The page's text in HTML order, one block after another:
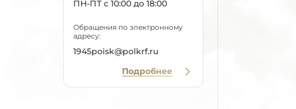
ПН-ПТ с 10:00 до 18:00
Обращения по электронному
адресу:
1945poisk@polkrf.ru
Подробнее